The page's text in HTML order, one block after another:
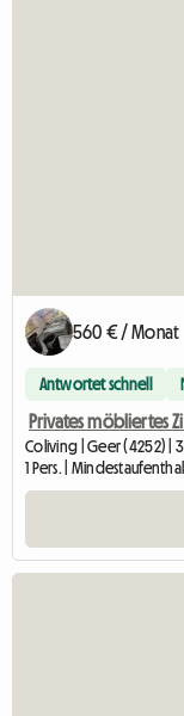
560 € / Monat
Antwortet schnell
Privates möbliertes
Coliving | Geer (4252) |
1 Pers. |